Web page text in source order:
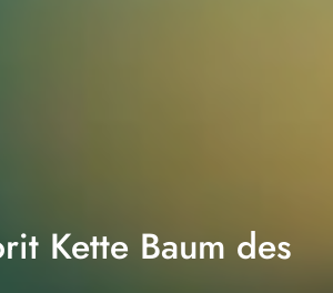
Kette Baum des